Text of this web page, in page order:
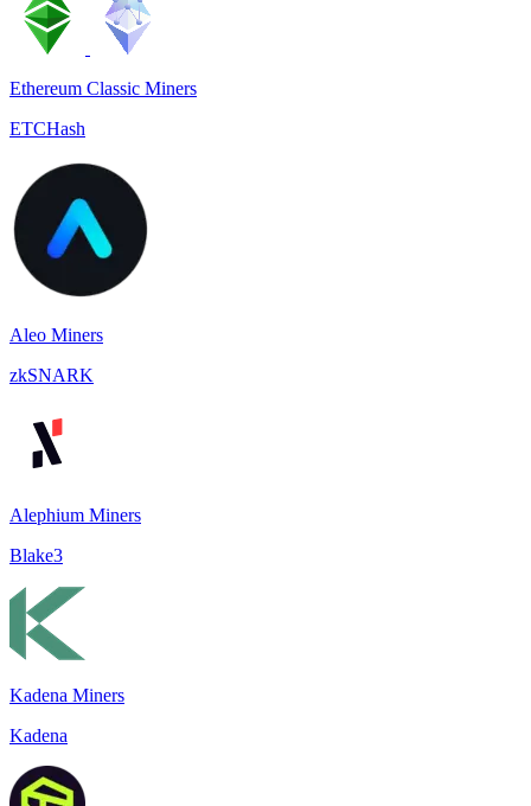
Ethereum Classic Miners
ETCHash
Aleo Miners
zkSNARK
Alephium Miners
Blake3
Kadena Miners
Kadena